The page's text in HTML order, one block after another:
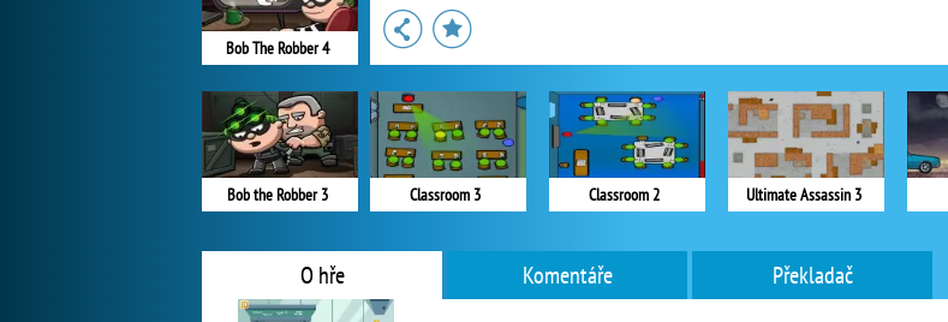
Bob The Robber 4
Bob the Robber 3 Classroom 3 Classroom 2 Ultimate Assassin 3
O hře Komentáře Překladač